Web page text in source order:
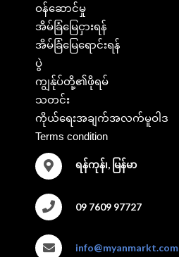
ဝန်ဆောင်မှု
အိမ်ခြံမြေငှားရန်
အိမ်ခြံမြေရောင်းရန်
ပွဲ
ကျွန်ုပ်တို့၏ဖိုရမ်
သတင်း
ကိုယ်ရေးအချက်အလက်မူဝါဒ
Terms condition
ရန်ကုန်၊, မြန်မာ
09 7609 97727
info@myanmarkt.com